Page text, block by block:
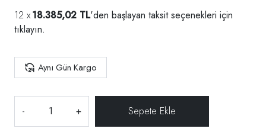
18.385,02 TL'den başlayan taksit seçenekleri için
tıklayın.
Aynı Gün Kargo
- +